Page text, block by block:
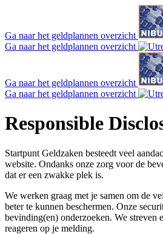
Ga naar het geldplannen overzicht
Ga naar het geldplannen overzicht
Ga naar het geldplannen overzicht
Ga naar het geldplannen overzicht
Responsible
Startpunt Geldzaken besteedt veel
website. Ondanks onze zorg voor de
dat er een zwakke plek is.
We werken graag met je samen om de
beter te kunnen beschermen. Onze
bevinding(en) onderzoeken. We streven
reageren op je melding.